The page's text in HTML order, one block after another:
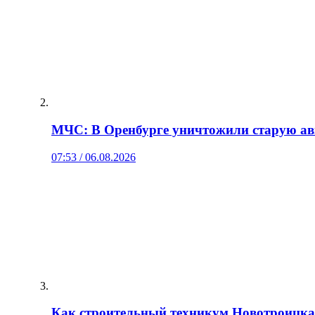
МЧС: В Оренбурге уничтожили старую
07:53 / 06.08.2026